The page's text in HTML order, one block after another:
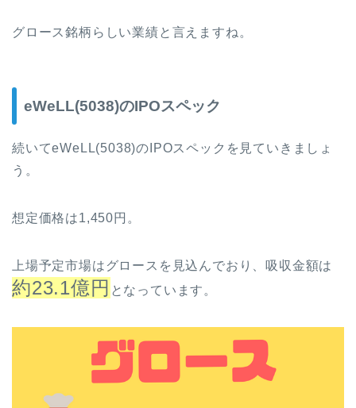
グロース銘柄らしい業績と言えますね。
eWeLL(5038)のIPOスペック
続いてeWeLL(5038)のIPOスペックを見ていきましょ
う。
想定価格は1,450円。
上場予定市場はグロースを見込んでおり、吸収金額は
約23.1億円 となっています。